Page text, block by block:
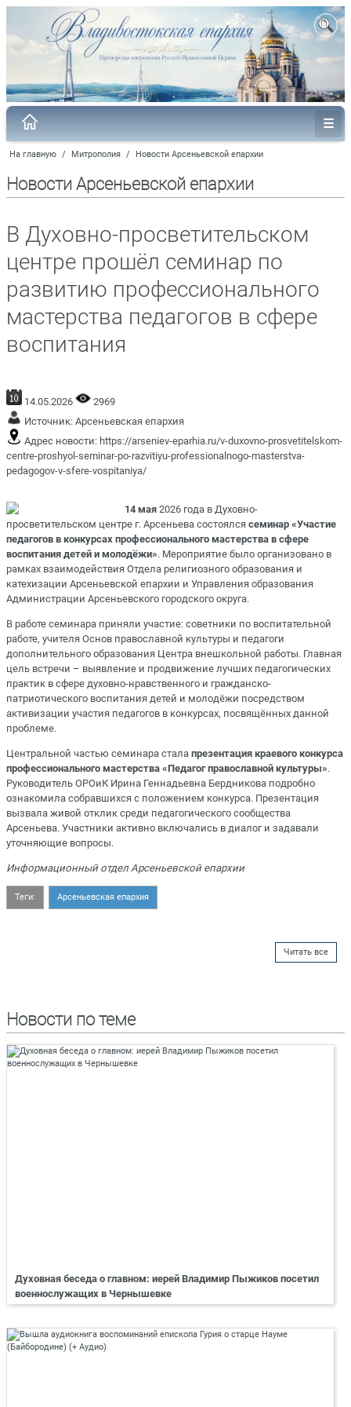
На главную / Митрополия / Новости Арсеньевской епархии
Новости Арсеньевской епархии
В Духовно-просветительском
центре прошёл семинар по
развитию профессионального
мастерства педагогов в сфере
воспитания
14.05.2026
2969
Источник: Арсеньевская епархия
Адрес новости: https://arseniev-eparhia.ru/v-duxovno-prosvetitelskom-
centre-proshyol-seminar-po-razvitiyu-professionalnogo-masterstva-
pedagogov-v-sfere-vospitaniya/
14 мая 2026 года в Духовно-
просветительском центре г. Арсеньева состоялся семинар «Участие
педагогов в конкурсах профессионального мастерства в сфере
воспитания детей и молодёжи». Мероприятие было организовано в
рамках взаимодействия Отдела религиозного образования и
катехизации Арсеньевской епархии и Управления образования
Администрации Арсеньевского городского округа.
В работе семинара приняли участие: советники по воспитательной
работе, учителя Основ православной культуры и педагоги
дополнительного образования Центра внешкольной работы. Главная
цель встречи – выявление и продвижение лучших педагогических
практик в сфере духовно-нравственного и гражданско-
патриотического воспитания детей и молодёжи посредством
активизации участия педагогов в конкурсах, посвящённых данной
проблеме.
Центральной частью семинара стала презентация краевого конкурса
профессионального мастерства «Педагог православной культуры».
Руководитель ОРОиК Ирина Геннадьевна Бердникова подробно
ознакомила собравшихся с положением конкурса. Презентация
вызвала живой отклик среди педагогического сообщества
Арсеньева. Участники активно включались в диалог и задавали
уточняющие вопросы.
Информационный отдел Арсеньевской епархии
Теги: Арсеньевская епархия
Читать все
Новости по теме
Духовная беседа о главном: иерей Владимир Пыжиков посетил
военнослужащих в Чернышевке